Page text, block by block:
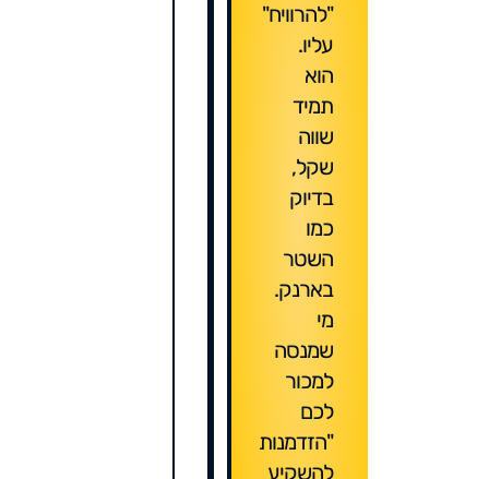
"להרוויח"
עליו.
הוא
תמיד
שווה
שקל,
בדיוק
כמו
השטר
בארנק.
מי
שמנסה
למכור
לכם
"הזדמנות
להשקיע